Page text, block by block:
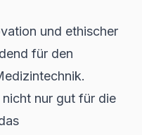
und ethischer
für den
nur gut für die